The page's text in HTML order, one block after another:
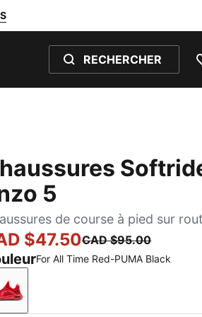
RECHERCHER
5
de course à pied sur
$47.50CAD $95.00
For All Time Red-PUMA Black
For All Time Red-PUMA Black